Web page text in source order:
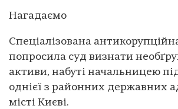
Нагадаємо
Спеціалізована
попросила суд визнати
активи, набуті начальницею
однієї з районних державних
місті Києві.